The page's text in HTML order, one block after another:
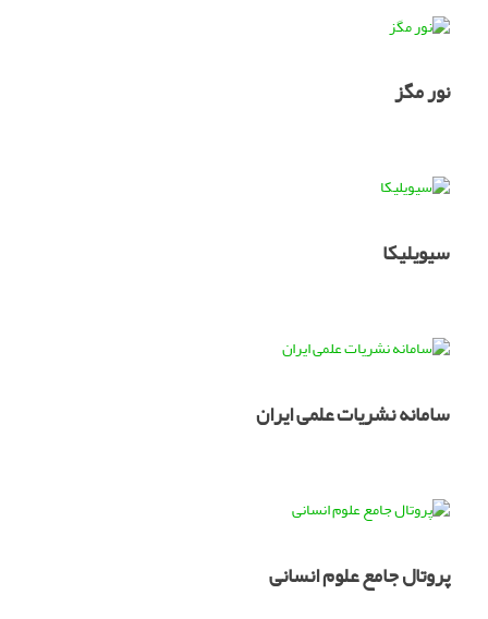
نور مگز
سیویلیکا
سامانه نشریات علمی ایران
پروتال جامع علوم انسانی